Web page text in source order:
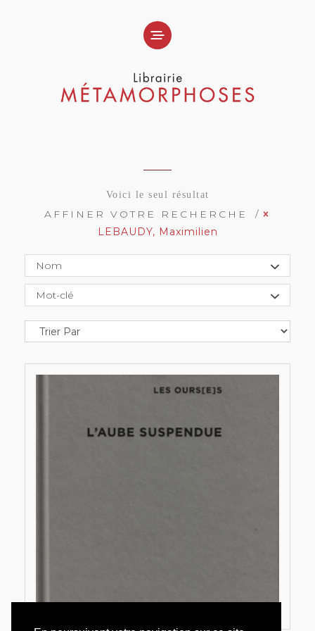
Voici le seul résultat
AFFINER VOTRE RECHERCHE
LEBAUDY, Maximilien
Nom
Mot-clé